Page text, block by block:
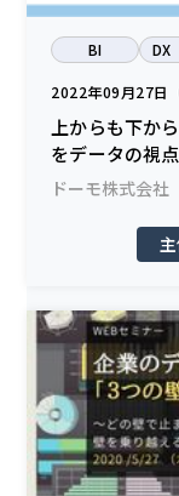
BI DX
2022年09月27日
上からも下か
をデータの視
ドーモ株式会社